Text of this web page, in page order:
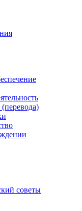
советы